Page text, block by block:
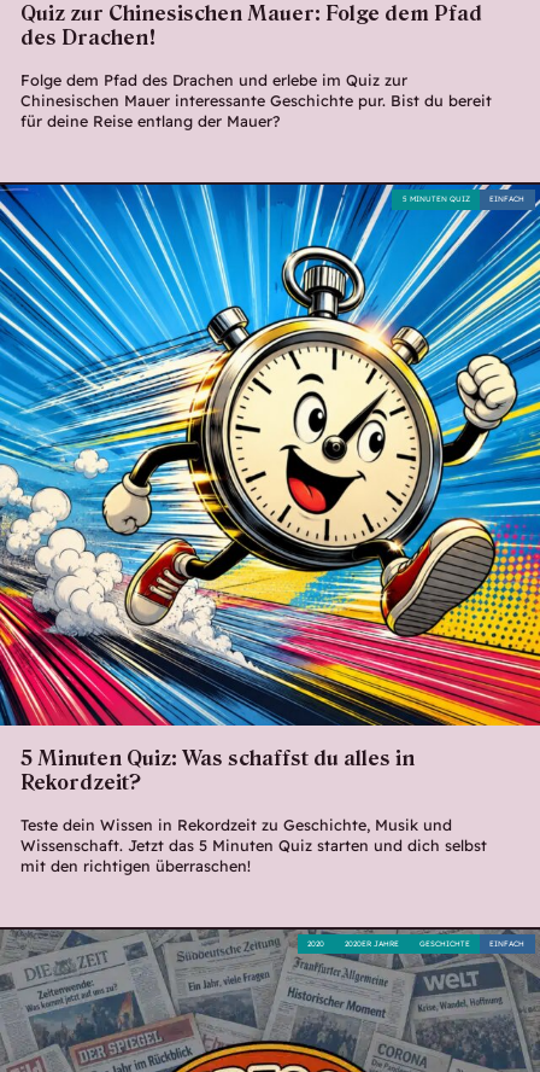
Quiz zur Chinesischen Mauer: Folge dem Pfad
des Drachen!
Folge dem Pfad des Drachen und erlebe im Quiz zur
Chinesischen Mauer interessante Geschichte pur. Bist du bereit
für deine Reise entlang der Mauer?
5 Minuten Quiz: Was schaffst du alles in
Rekordzeit?
Teste dein Wissen in Rekordzeit zu Geschichte, Musik und
Wissenschaft. Jetzt das 5 Minuten Quiz starten und dich selbst
mit den richtigen überraschen!
EINFACH
5 MINUTEN QUIZ
EINFACH
GESCHICHTE
2020ER JAHRE
2020